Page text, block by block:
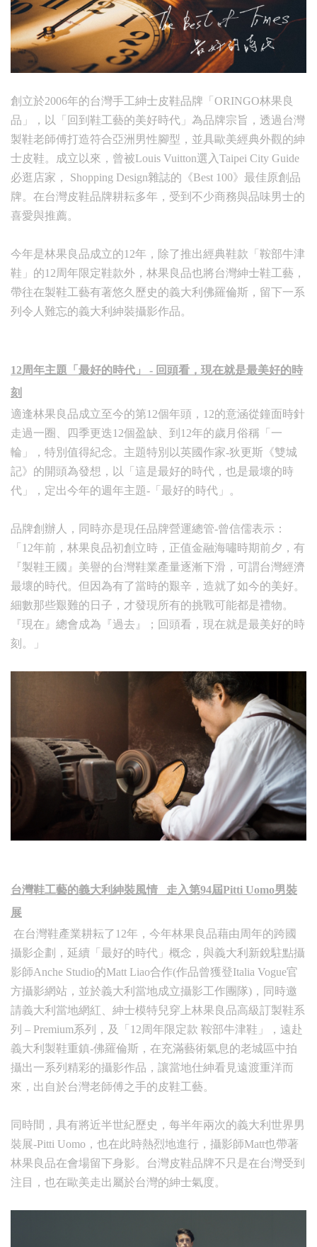
創立於2006年的台灣手工紳士皮鞋品牌「ORINGO林果良
品」，以「回到鞋工藝的美好時代」為品牌宗旨，透過台灣
製鞋老師傅打造符合亞洲男性腳型，並具歐美經典外觀的紳
士皮鞋。成立以來，曾被Louis Vuitton選入Taipei City Guide
必逛店家， Shopping Design雜誌的《Best 100》最佳原創品
牌。在台灣皮鞋品牌耕耘多年，受到不少商務與品味男士的
喜愛與推薦。
今年是林果良品成立的12年，除了推出經典鞋款「鞍部牛津
鞋」的12周年限定鞋款外，林果良品也將台灣紳士鞋工藝，
帶往在製鞋工藝有著悠久歷史的義大利佛羅倫斯，留下一系
列令人難忘的義大利紳裝攝影作品。
12周年主題「最好的時代」 - 回頭看，現在就是最美好的時
刻
適逢林果良品成立至今的第12個年頭，12的意涵從鐘面時針
走過一圈、四季更迭12個盈缺、到12年的歲月俗稱「一
輪」，特別值得紀念。主題特別以英國作家-狄更斯《雙城
記》的開頭為發想，以「這是最好的時代，也是最壞的時
代」，定出今年的週年主題-「最好的時代」。
品牌創辦人，同時亦是現任品牌營運總管-曾信儒表示：
「12年前，林果良品初創立時，正值金融海嘯時期前夕，有
『製鞋王國』美譽的台灣鞋業產量逐漸下滑，可謂台灣經濟
最壞的時代。但因為有了當時的艱辛，造就了如今的美好。
細數那些艱難的日子，才發現所有的挑戰可能都是禮物。
『現在』總會成為『過去』；回頭看，現在就是最美好的時
刻。」
台灣鞋工藝的義大利紳裝風情 走入第94屆Pitti Uomo男裝
展
在台灣鞋產業耕耘了12年，今年林果良品藉由周年的跨國
攝影企劃，延續「最好的時代」概念，與義大利新銳駐點攝
影師Anche Studio的Matt Liao合作(作品曾獲登Italia Vogue官
方攝影網站，並於義大利當地成立攝影工作團隊)，同時邀
請義大利當地網紅、紳士模特兒穿上林果良品高級訂製鞋系
列 – Premium系列，及「12周年限定款 鞍部牛津鞋」，遠赴
義大利製鞋重鎮-佛羅倫斯，在充滿藝術氣息的老城區中拍
攝出一系列精彩的攝影作品，讓當地仕紳看見遠渡重洋而
來，出自於台灣老師傅之手的皮鞋工藝。
同時間，具有將近半世紀歷史，每半年兩次的義大利世界男
裝展-Pitti Uomo，也在此時熱烈地進行，攝影師Matt也帶著
林果良品在會場留下身影。台灣皮鞋品牌不只是在台灣受到
注目，也在歐美走出屬於台灣的紳士氣度。